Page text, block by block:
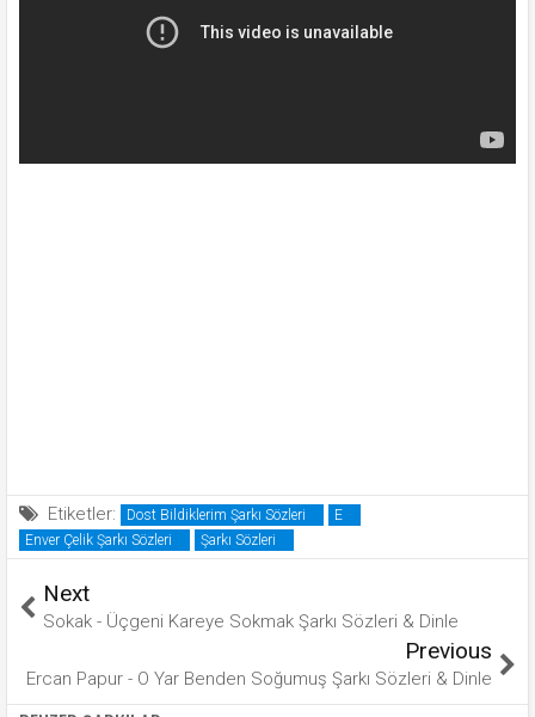
Etiketler: Dost Bildiklerim Şarkı Sözleri
E
Enver Çelik Şarkı Sözleri
Şarkı Sözleri
Next
Sokak - Üçgeni Kareye Sokmak Şarkı Sözleri & Dinle
Previous
Ercan Papur - O Yar Benden Soğumuş Şarkı Sözleri & Dinle